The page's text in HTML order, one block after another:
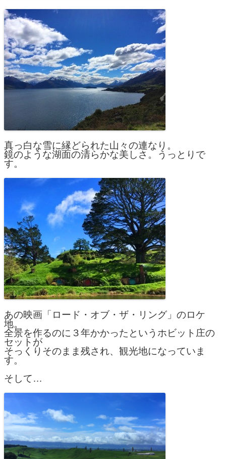
真っ白な雪に縁どられた山々の連なり。
鏡のような湖面の清らかな美しさ。うっとりで
す。
あの映画「ロード・オブ・ザ・リング」のロケ
地。
全景を作るのに３年かかったというホビット庄の
セットが
そっくりそのまま残され、観光地になっていま
す。
そして…